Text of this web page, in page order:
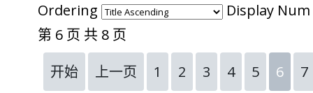
Ordering
Display Num
第 6 页 共 8 页
开始
上一页 1 2 3 4 5 6 7